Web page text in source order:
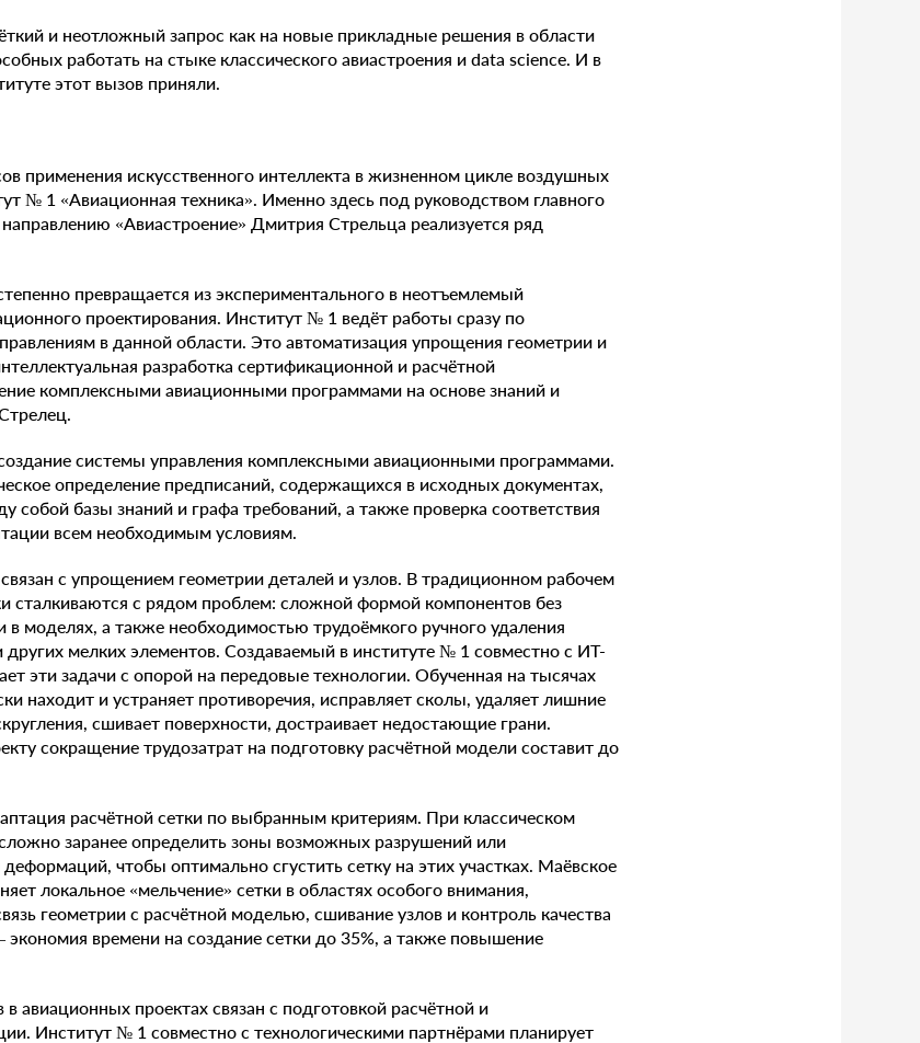
и неотложный запрос как на новые прикладные решения в области
работать на стыке классического авиастроения и data science. И в
этот вызов приняли.
применения искусственного интеллекта в жизненном цикле воздушных
№ 1 «Авиационная техника». Именно здесь под руководством главного
«Авиастроение» Дмитрия Стрельца реализуется ряд
превращается из экспериментального в неотъемлемый
проектирования. Институт № 1 ведёт работы сразу по
в данной области. Это автоматизация упрощения геометрии и
разработка сертификационной и расчётной
комплексными авиационными программами на основе знаний и
системы управления комплексными авиационными программами.
определение предписаний, содержащихся в исходных документах,
собой базы знаний и графа требований, а также проверка соответствия
всем необходимым условиям.
с упрощением геометрии деталей и узлов. В традиционном рабочем
сталкиваются с рядом проблем: сложной формой компонентов без
моделях, а также необходимостью трудоёмкого ручного удаления
других мелких элементов. Создаваемый в институте № 1 совместно с ИТ-
эти задачи с опорой на передовые технологии. Обученная на тысячах
находит и устраняет противоречия, исправляет сколы, удаляет лишние
сшивает поверхности, достраивает недостающие грани.
сокращение трудозатрат на подготовку расчётной модели составит до
расчётной сетки по выбранным критериям. При классическом
заранее определить зоны возможных разрушений или
чтобы оптимально сгустить сетку на этих участках. Маёвское
локальное «мельчение» сетки в областях особого внимания,
геометрии с расчётной моделью, сшивание узлов и контроль качества
времени на создание сетки до 35%, а также повышение
авиационных проектах связан с подготовкой расчётной и
Институт № 1 совместно с технологическими партнёрами планирует